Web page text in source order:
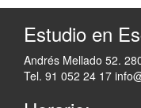
Estudio en
Andrés Mellado 52.
Tel. 91 052 24 17